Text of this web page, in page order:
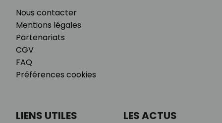
Nous contacter
Mentions légales
Partenariats
CGV
FAQ
Préférences cookies
LIENS UTILES LES ACTUS